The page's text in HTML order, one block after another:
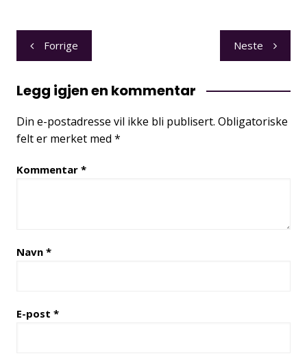
Innleggsnavigasjon
Forrige Neste
Legg igjen en kommentar
Din e-postadresse vil ikke bli publisert. Obligatoriske
felt er merket med *
Kommentar *
Navn *
E-post *